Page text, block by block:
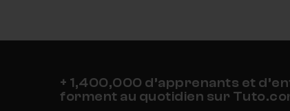
FAQ
Quixel Mixer
+ 1,400,000 d’apprenants et
forment au quotidien sur